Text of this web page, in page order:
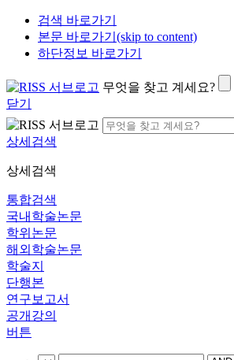
검색 바로가기
본문 바로가기(skip to content)
하단정보 바로가기
무엇을 찾고 계세요?
닫기
상세검색
상세검색
통합검색
국내학술논문
학위논문
해외학술논문
학술지
단행본
연구보고서
공개강의
버튼